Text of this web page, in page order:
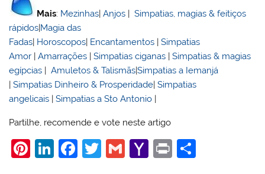
Mais: Mezinhas|Anjos |Simpatias, magias & feitiços
rápidos|Magia das
Fadas| Horoscopos| Encantamentos |Simpatias
Amor |Amarrações |Simpatias ciganas |Simpatias & magias
egípcias |Amuletos & Talismãs|Simpatias a Iemanjá
|Simpatias Dinheiro & Prosperidade|Simpatias
angelicais |Simpatias a Sto Antonio |
Partilhe, recomende e vote neste artigo
Pi Li F
T
G
Y
Pr